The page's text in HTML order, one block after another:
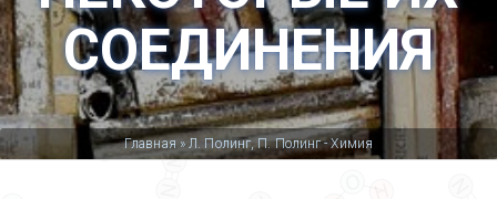
СОЕДИНЕНИЯ
Вы
Главная » Л. Полинг, П. Полинг - Химия